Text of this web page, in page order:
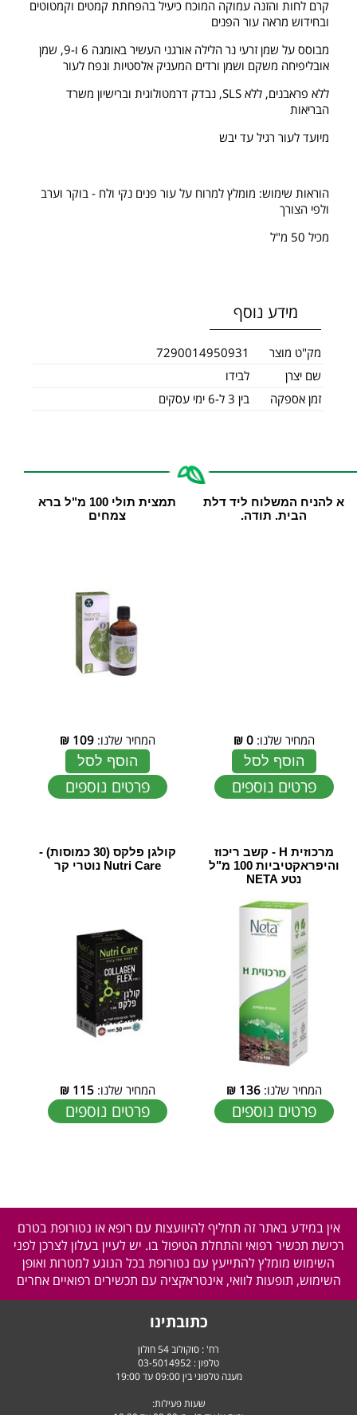
קרם לחות והזנה עמוקה המוכח כיעיל בהפחתת קמטים וקמטוטים
ובחידוש מראה עור הפנים
מבוסס על שמן זרעי נר הלילה אורגני העשיר באומגה 6 ו-9, שמן
אובליפיחה משקם ושמן ורדים המעניק אלסטיות ונפח לעור
ללא פראבנים, ללא SLS, נבדק דרמטולוגית וברישיון משרד
הבריאות
מיועד לעור רגיל עד יבש
הוראות שימוש: מומלץ למרוח על עור פנים נקי ולח - בוקר וערב
ולפי הצורך
מכיל 50 מ"ל
מידע נוסף
מק"ט מוצר
7290014950931
שם יצרן
לבידו
זמן אספקה
בין 3 ל-6 ימי עסקים
א להניח המשלוח ליד דלת
הבית. תודה.
המחיר שלנו:0
₪
הוסף לסל
פרטים נוספים
תמצית תולי 100 מ"ל ‏ברא
צמחים
המחיר שלנו:109
₪
הוסף לסל
פרטים נוספים
מרכוזית H - קשב ריכוז
והיפראקטיביות 100 מ"ל
נטע NETA
המחיר שלנו:136
₪
פרטים נוספים
קולגן פלקס (30 כמוסות) -
Nutri Care נוטרי קר
המחיר שלנו:115
₪
פרטים נוספים
אין במידע באתר זה תחליף להיוועצות עם רופא או נטורופת בטרם
רכישת תכשיר רפואי והתחלת הטיפול בו. יש לעיין בעלון לצרכן לפני
השימוש מומלץ להתייעץ עם נטורופת בכל הנוגע למטרות ואופן
השימוש, תופעות לוואי, אינטראקציה עם תכשירים רפואיים אחרים
כתובתינו
רח' : סוקולוב 54 חולון
טלפון : 03-5014952
מענה טלפוני בין 09:00 עד 19:00
שעות פעילות: